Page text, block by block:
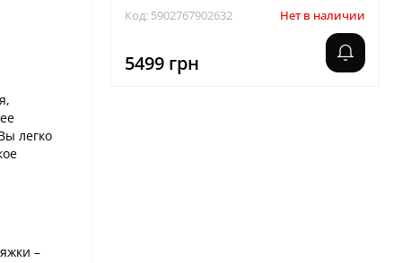
легко
–
Код: 5902767902632 Нет в наличии
5499 грн